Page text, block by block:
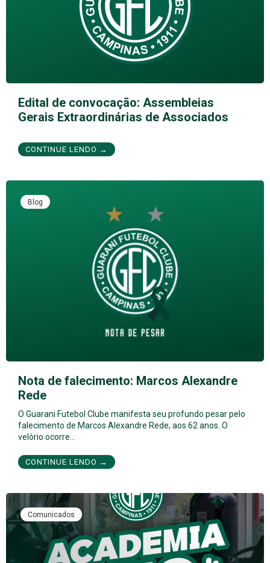
Edital de convocação: Assembleias
Gerais Extraordinárias de Associados
CONTINUE LENDO →
Blog
Nota de falecimento: Marcos Alexandre
Rede
O Guarani Futebol Clube manifesta seu profundo pesar pelo
falecimento de Marcos Alexandre Rede, aos 62 anos. O
velório ocorre…
CONTINUE LENDO →
Comunicados